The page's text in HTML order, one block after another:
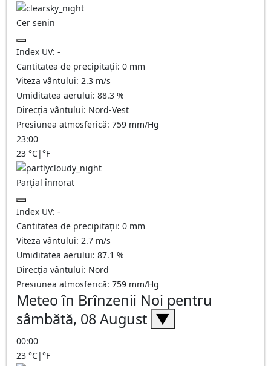
Cer senin
Index UV: -
Cantitatea de precipitații: 0 mm
Viteza vântului: 2.3 m/s
Umiditatea aerului: 88.3 %
Direcția vântului: Nord-Vest
Presiunea atmosferică: 759 mm/Hg
23:00
23 °C|°F
Parțial înnorat
Index UV: -
Cantitatea de precipitații: 0 mm
Viteza vântului: 2.7 m/s
Umiditatea aerului: 87.1 %
Direcția vântului: Nord
Presiunea atmosferică: 759 mm/Hg
Meteo în Brînzenii Noi pentru
sâmbătă, 08 August ▼
00:00
23 °C|°F